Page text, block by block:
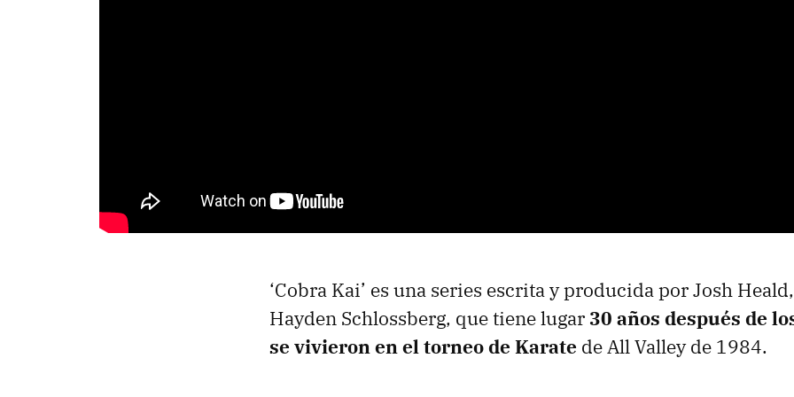
‘Cobra Kai’ es una series escrita y producida por Josh
Hayden Schlossberg, que tiene lugar 30 años después de
se vivieron en el torneo de Karate de All Valley de 1984.